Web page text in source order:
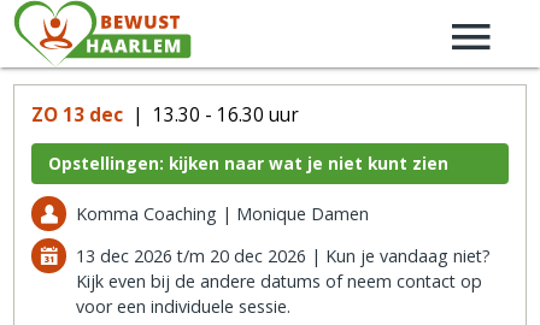
ZO 13 dec | 13.30 - 16.30 uur
Opstellingen: kijken naar wat je niet kunt zien
Komma Coaching | Monique Damen
13 dec 2026 t/m 20 dec 2026 | Kun je vandaag niet?
Kijk even bij de andere datums of neem contact op
voor een individuele sessie.